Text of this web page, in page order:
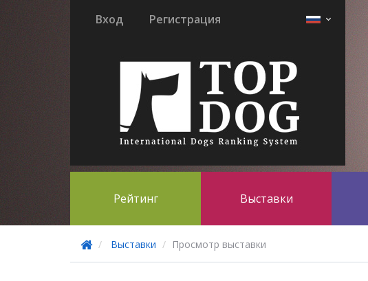
Вход Регистрация
Рейтинг Выставки
Выставки Просмотр выставки